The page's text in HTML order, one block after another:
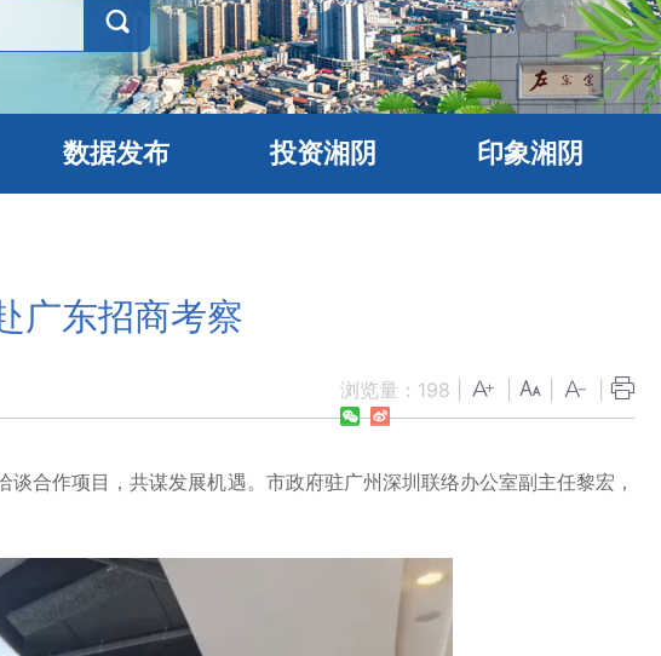
数据发布 投资湘阴 印象湘阴
广东招商考察
浏览量： 198
作项目，共谋发展机遇。市政府驻广州深圳联络办公室副主任黎宏，